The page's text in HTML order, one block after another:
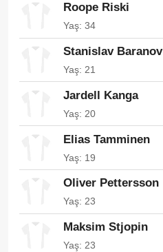
Roope Riski
Yaş: 34
Stanislav Baranov
Yaş: 21
Jardell Kanga
Yaş: 20
Elias Tamminen
Yaş: 19
Oliver Pettersson
Yaş: 23
Maksim Stjopin
Yaş: 23